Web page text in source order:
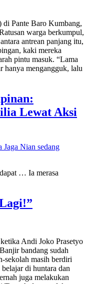
di Pante Baro Kumbang,
warga berkumpul,
antrean panjang itu,
kaki mereka
pintu masuk. “Lama
hanya mengangguk, lalu
Lewat Aksi
… Ia merasa
Andi Joko Prasetyo
bandang sudah
sekolah masih berdiri
di huntara dan
juga melakukan